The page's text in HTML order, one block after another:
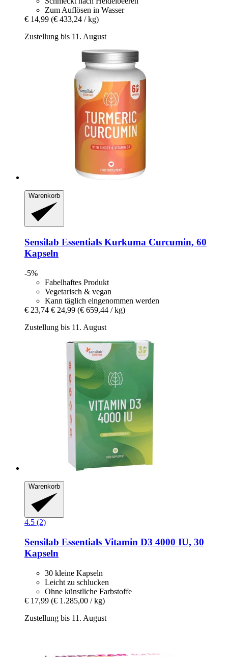
Zum Auflösen in Wasser
€ 14,99 (€ 433,24 / kg)
Zustellung bis 11. August
Warenkorb
Sensilab Essentials Kurkuma Curcumin, 60
Kapseln
-5%
Fabelhaftes Produkt
Vegetarisch & vegan
Kann täglich eingenommen werden
€ 23,74 € 24,99 (€ 659,44 / kg)
Zustellung bis 11. August
Warenkorb
4.5 (2)
Sensilab Essentials Vitamin D3 4000 IU, 30
Kapseln
30 kleine Kapseln
Leicht zu schlucken
Ohne künstliche Farbstoffe
€ 17,99 (€ 1.285,00 / kg)
Zustellung bis 11. August